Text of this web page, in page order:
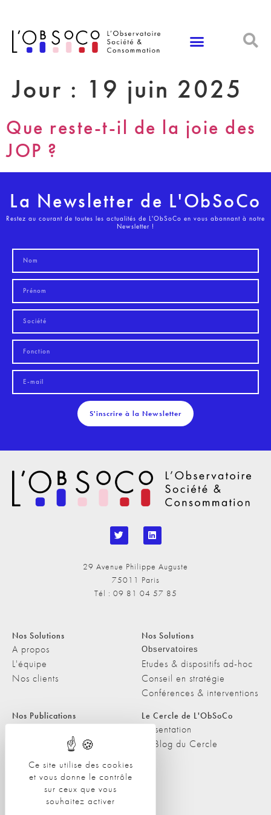
Ce site utilise des cookies
et vous donne le contrôle
sur ceux que vous
souhaitez activer
Jour : 19 juin 2025
Que reste-t-il de la joie des
JOP ?
La Newsletter de L'ObSoCo
Restez au courant de toutes les actualités de L'ObSoCo en vous abonnant à notre
Newsletter !
S'inscrire à la Newsletter
29 Avenue Philippe Auguste
75011 Paris
Tél : 09 81 04 57 85
Nos Solutions
A propos
L'équipe
Nos clients
Nos Solutions
Observatoires
Etudes & dispositifs ad-hoc
Conseil en stratégie
Conférences & interventions
Nos Publications
Les Podcasts de L'ObSoCo
L'ObSoCo dans les médias
Le Cercle de L'ObSoCo
Présentation
Le Blog du Cercle
Contacts
Nous contacter